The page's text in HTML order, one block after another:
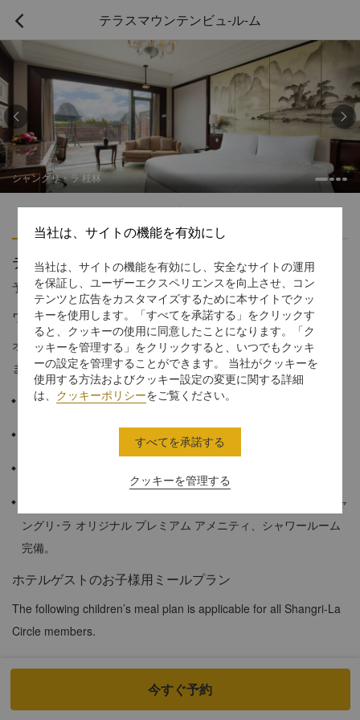
 テラスマウンテンビュ-ル-ム
シャングリ・ラ 桂林
 
テラスマウンテンビュ-ル-ム
予約受付窓口の電話番号 1 866 565 5050
ヴィクトリアマウンテンの眺望
オーダーメードの家具が備わった広々とした屋外テラスがござい
ます。プライベートでのご滞在に最適です。
≈42平方メートル
シティビューまたは緑豊かなガーデンビュー
大理石のバスルームに、プラッシュバスローブ、バスタブ、シャ
ングリ･ラ オリジナル プレミアム アメニティ、シャワールーム
完備。
ホテルゲストのお子様用ミールプラン
The following children’s meal plan is applicable for all Shangri-La
Circle members.
At both city and resort hotels, when accompanied by a dine-in
adult, up to 2 children of registered in-house hotel guests at the
今すぐ予約
当社は、サイトの機能を有効にし
当社は、サイトの機能を有効にし、安全なサイトの運用
を保証し、ユーザーエクスペリエンスを向上させ、コン
テンツと広告をカスタマイズするために本サイトでクッ
キーを使用します。「すべてを承諾する」をクリックす
ると、クッキーの使用に同意したことになります。「ク
ッキーを管理する」をクリックすると、いつでもクッキ
ーの設定を管理することができます。 当社がクッキーを
使用する方法およびクッキー設定の変更に関する詳細
は、 クッキーポリシーをご覧ください。
クッキーを管理する
すべてを承諾する